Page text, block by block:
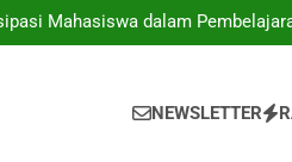
Mahasiswa dalam
Perubahan Kampus Melalui
Mahasiswa dalam
Perubahan Kampus Melalui
NEWSLETTER